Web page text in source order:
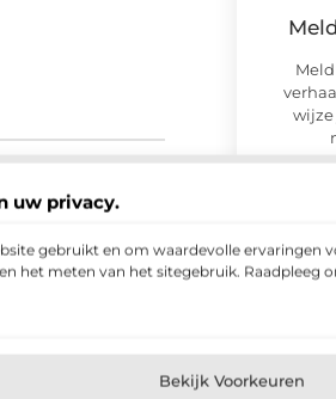
uw privacy.
gebruikt en om waardevolle ervaringen
het meten van het sitegebruik. Raadpleeg
Bekijk Voorkeuren
▼